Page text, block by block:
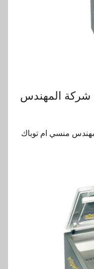
شركة المهندس
منسي ام توباك